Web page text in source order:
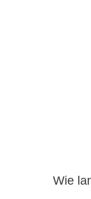
Wie